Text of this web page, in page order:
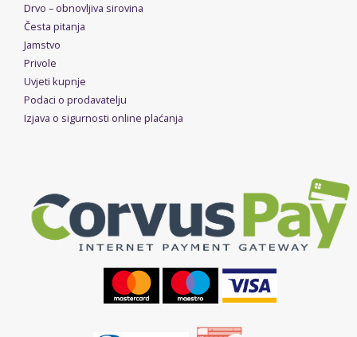
Drvo – obnovljiva sirovina
Česta pitanja
Jamstvo
Privole
Uvjeti kupnje
Podaci o prodavatelju
Izjava o sigurnosti online plaćanja